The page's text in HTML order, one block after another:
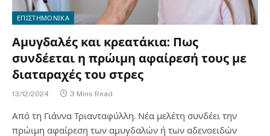
ΕΠΙΣΤΗΜΟΝΙΚΑ
Αμυγδαλές και κρεατάκια: Πως
συνδέεται η πρώιμη αφαίρεσή τους με
διαταραχές του στρες
13/12/2024 3 Mins Read
Από τη Γιάννα Τριανταφύλλη. Νέα μελέτη συνδέει την
πρώιμη αφαίρεση των αμυγδαλών ή των αδενοειδών